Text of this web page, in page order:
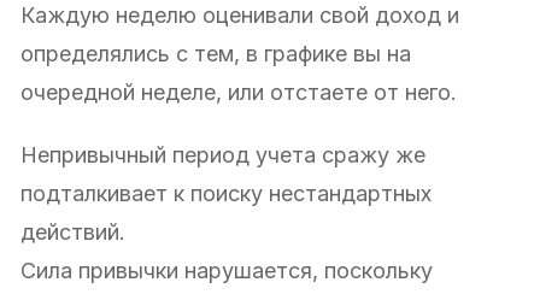
Каждую неделю оценивали свой доход и
определялись с тем, в графике вы на
очередной неделе, или отстаете от него.
Непривычный период учета сражу же
подталкивает к поиску нестандартных
действий.
Сила привычки нарушается, поскольку